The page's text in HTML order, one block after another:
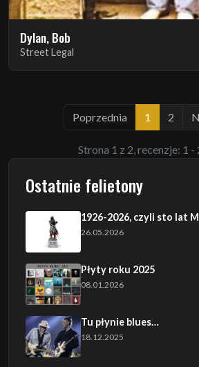
Dylan, Bob
Street Legal
Poprzednia 1 2
Strona 1 z 2, recenzje: 1 -
Ostatnie felietony
1926-2026, czyli sto lat
26.05.2026
Płyty roku 2025
08.01.2026
Tu płynie blues…
18.12.2025